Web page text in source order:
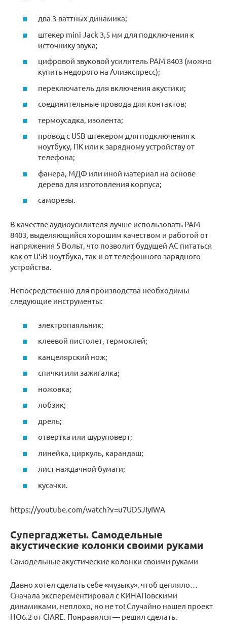
два 3-ваттных динамика;
штекер mini Jack 3,5 мм для подключения к
источнику звука;
цифровой звуковой усилитель РАМ 8403 (можно
купить недорого на Алиэкспресс);
переключатель для включения акустики;
соединительные провода для контактов;
термоусадка, изолента;
провод с USB штекером для подключения к
ноутбуку, ПК или к зарядному устройству от
телефона;
фанера, МДФ или иной материал на основе
дерева для изготовления корпуса;
саморезы.
В качестве аудиоусилителя лучше использовать РАМ
8403, выделяющийся хорошим качеством и работой от
напряжения 5 Вольт, что позволит будущей АС питаться
как от USB ноутбука, так и от телефонного зарядного
устройства.
Непосредственно для производства необходимы
следующие инструменты:
электропаяльник;
клеевой пистолет, термоклей;
канцелярский нож;
спички или зажигалка;
ножовка;
лобзик;
дрель;
отвертка или шуруповерт;
линейка, циркуль, карандаш;
лист наждачной бумаги;
кусачки.
https://youtube.com/watch?v=u7UDSJIyIWA
Супергаджеты. Самодельные
акустические колонки своими руками
Самодельные акустические колонки своими руками
Давно хотел сделать себе «музыку», чтоб цепляло…
Сначала эксперементировал с КИНАПовскими
динамиками, неплохо, но не то! Случайно нашел проект
HO6.2 от CIARE. Понравился — решил сделать.